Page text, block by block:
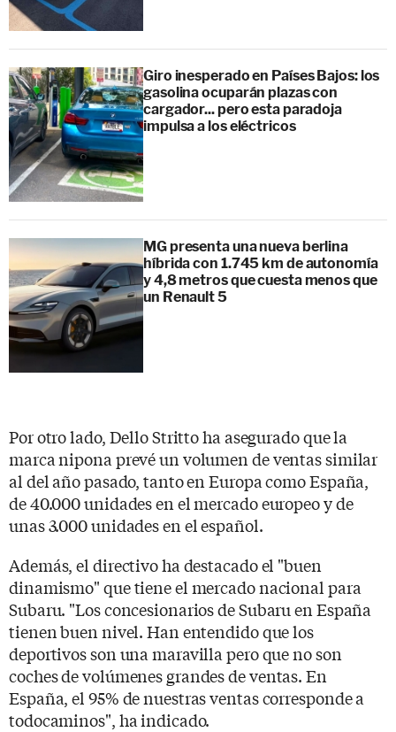
Giro inesperado en Países Bajos: los
gasolina ocuparán plazas con
cargador... pero esta paradoja
impulsa a los eléctricos
MG presenta una nueva berlina
híbrida con 1.745 km de autonomía
y 4,8 metros que cuesta menos que
un Renault 5
Por otro lado, Dello Stritto ha asegurado que la
marca nipona prevé un volumen de ventas similar
al del año pasado, tanto en Europa como España,
de 40.000 unidades en el mercado europeo y de
unas 3.000 unidades en el español.
Además, el directivo ha destacado el "buen
dinamismo" que tiene el mercado nacional para
Subaru. "Los concesionarios de Subaru en España
tienen buen nivel. Han entendido que los
deportivos son una maravilla pero que no son
coches de volúmenes grandes de ventas. En
España, el 95% de nuestras ventas corresponde a
todocaminos", ha indicado.